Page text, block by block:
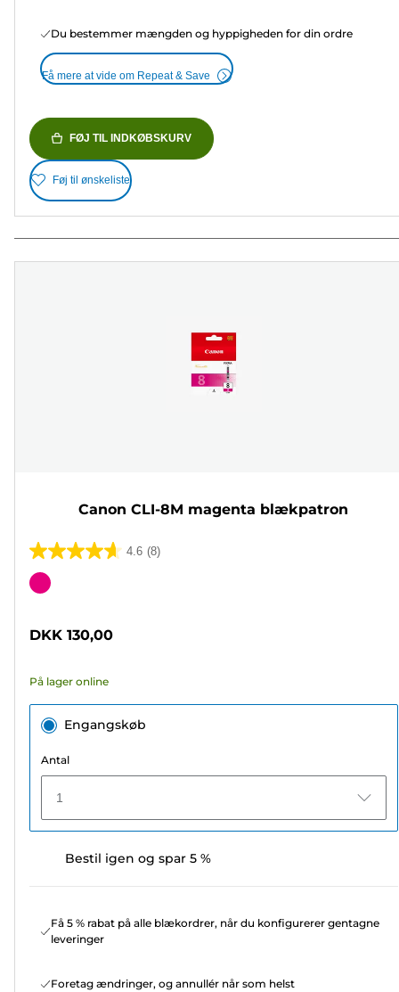
Du bestemmer mængden og hyppigheden for din ordre
Få mere at vide om Repeat & Save
FØJ TIL INDKØBSKURV
Føj til ønskeliste
Canon CLI-8M magenta blækpatron
4.6 (8)
4.6
ud
stjerner.
anmeldelser
Farvepatron
DKK 130,00
På lager online
Engangskøb
Antal
1
Bestil igen og spar 5 %
Få 5 % rabat på alle blækordrer, når du konfigurerer gentagne
leveringer
Foretag ændringer, og annullér når som helst